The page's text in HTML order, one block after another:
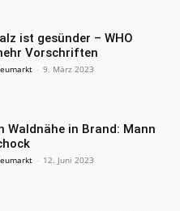
ist gesünder – WHO
Vorschriften
- 9. März 2023
Waldnähe in Brand: Mann
- 12. Juni 2023